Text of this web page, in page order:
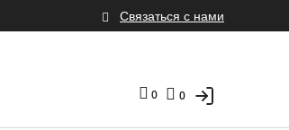
Связаться с нами
0
0